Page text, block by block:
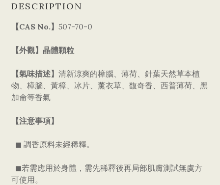
DESCRIPTION
【CAS No.】 507-70-0
【外觀】晶體顆粒
【氣味描述】 清新涼爽的樟腦、薄荷、針葉天然草本植
物、樟腦、黃樟、冰片、薰衣草、馥奇香、西普薄荷、黑
加侖等香氣
【注意事項】
◼ 調香原料未經稀釋。
◼若需應用於身體，需先稀釋後再局部肌膚測試無虞方
可使用。